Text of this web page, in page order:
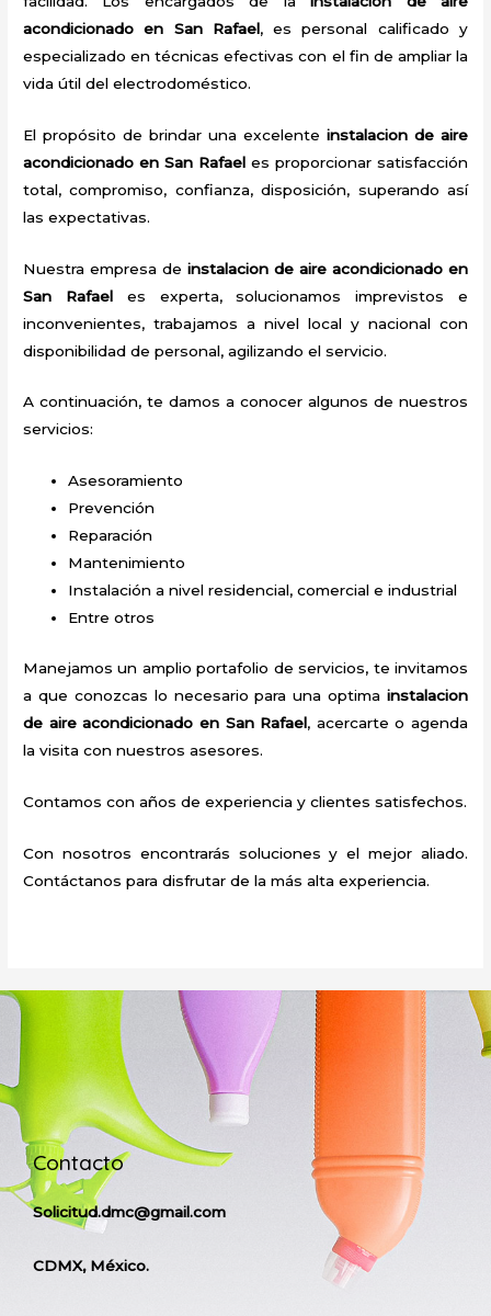
acondicionado en San Rafael, es personal calificado y
especializado en técnicas efectivas con el fin de ampliar la
vida útil del electrodoméstico.
El propósito de brindar una excelente instalacion de aire
acondicionado en San Rafael es proporcionar satisfacción
total, compromiso, confianza, disposición, superando así
las expectativas.
Nuestra empresa deinstalacion de aire acondicionado en
San Rafaeles experta, solucionamos imprevistos e
inconvenientes, trabajamos a nivel local y nacional con
disponibilidad de personal, agilizando el servicio.
A continuación, te damos a conocer algunos de nuestros
servicios:
Asesoramiento
Prevención
Reparación
Mantenimiento
Instalación a nivel residencial, comercial e industrial
Entre otros
Manejamos un amplio portafolio de servicios, te invitamos
a que conozcas lo necesario para una optima instalacion
de aire acondicionado en San Rafael, acercarte o agenda
la visita con nuestros asesores.
Contamos con años de experiencia y clientes satisfechos.
Con nosotros encontrarás soluciones y el mejor aliado.
Contáctanos para disfrutar de la más alta experiencia.
Contacto
Solicitud.dmc@gmail.com
CDMX, México.